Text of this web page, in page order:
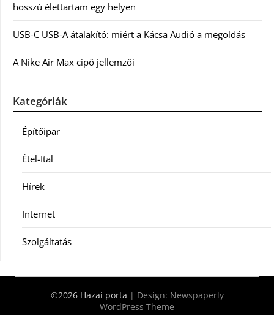
hosszú élettartam egy helyen
USB-C USB-A átalakító: miért a Kácsa Audió a megoldás
A Nike Air Max cipő jellemzői
Kategóriák
Építőipar
Étel-Ital
Hírek
Internet
Szolgáltatás
©2026 Hazai porta | Design: Newspaperly
WordPress Theme